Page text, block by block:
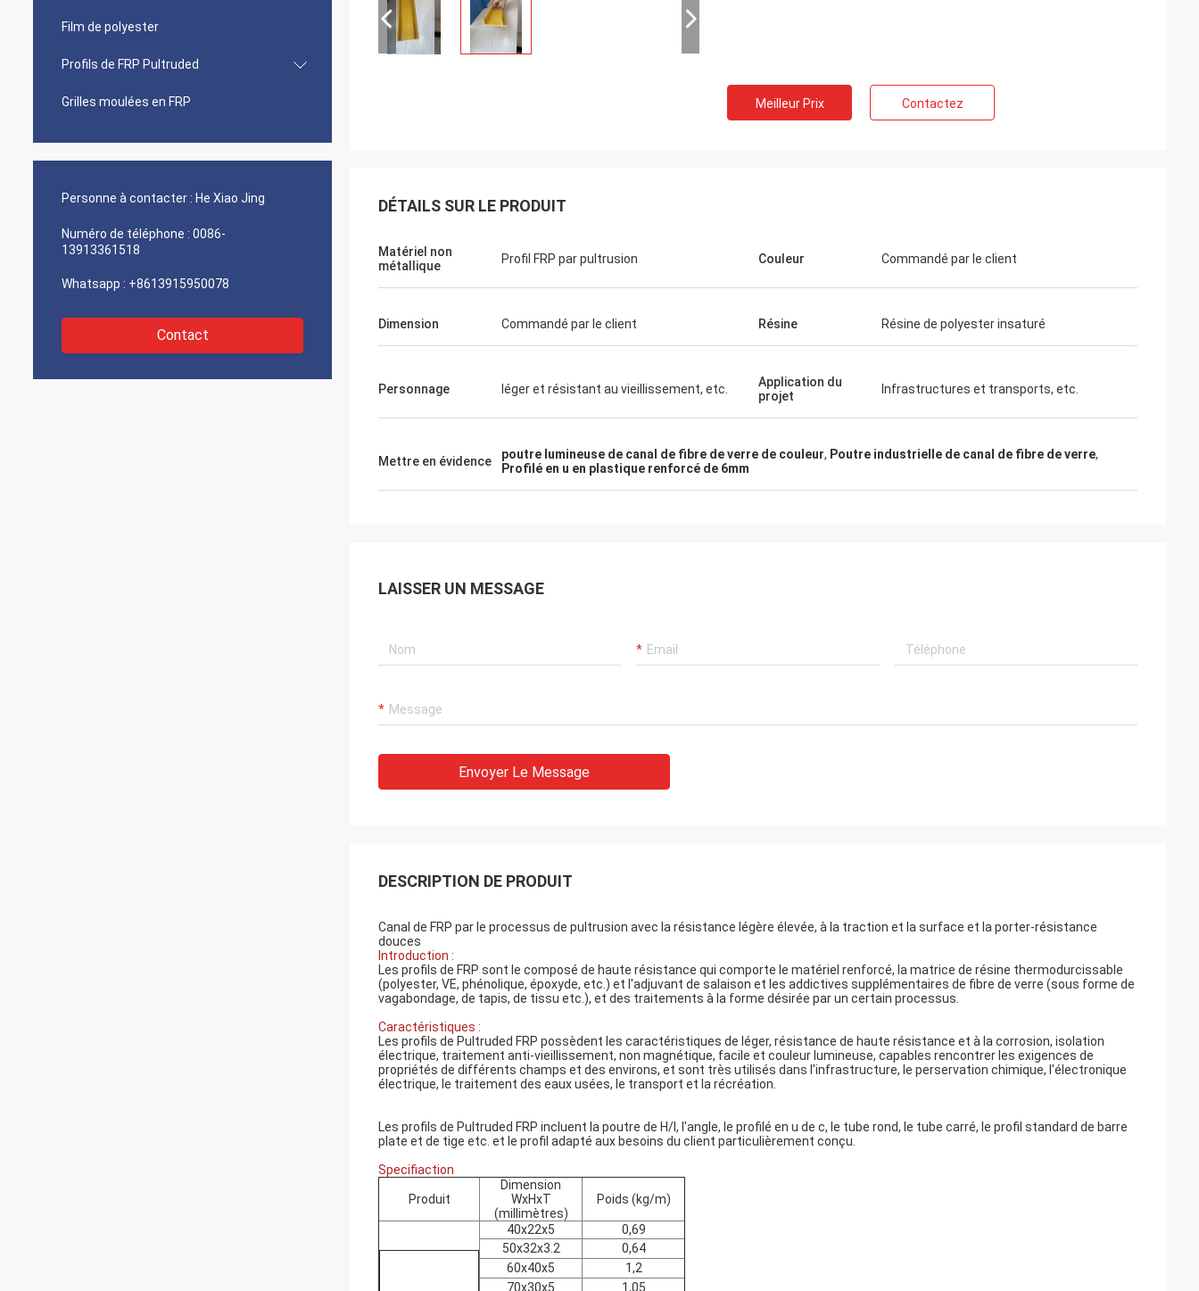
Film de polyester
Profils de FRP Pultruded
Grilles moulées en FRP
Personne à contacter : He Xiao Jing
Numéro de téléphone : 0086-
13913361518
Whatsapp : +8613915950078
Contact
Meilleur Prix Contactez
DÉTAILS SUR LE PRODUIT
Matériel non
métallique
Profil FRP par pultrusion Couleur Commandé par le client
Dimension Commandé par le client Résine Résine de polyester insaturé
Personnage léger et résistant au vieillissement, etc.
Application du
projet
Infrastructures et transports, etc.
Mettre en évidence poutre lumineuse de canal de fibre de verre de couleur, Poutre industrielle de canal de fibre de verre,
Profilé en u en plastique renforcé de 6mm
LAISSER UN MESSAGE
Envoyer Le Message
DESCRIPTION DE PRODUIT
Canal de FRP par le processus de pultrusion avec la résistance légère élevée, à la traction et la surface et la porter-résistance
douces
Introduction :
Les profils de FRP sont le composé de haute résistance qui comporte le matériel renforcé, la matrice de résine thermodurcissable
(polyester, VE, phénolique, époxyde, etc.) et l'adjuvant de salaison et les addictives supplémentaires de fibre de verre (sous forme de
vagabondage, de tapis, de tissu etc.), et des traitements à la forme désirée par un certain processus.
Caractéristiques :
Les profils de Pultruded FRP possèdent les caractéristiques de léger, résistance de haute résistance et à la corrosion, isolation
électrique, traitement anti-vieillissement, non magnétique, facile et couleur lumineuse, capables rencontrer les exigences de
propriétés de différents champs et des environs, et sont très utilisés dans l'infrastructure, le perservation chimique, l'électronique
électrique, le traitement des eaux usées, le transport et la récréation.
Les profils de Pultruded FRP incluent la poutre de H/I, l'angle, le profilé en u de c, le tube rond, le tube carré, le profil standard de barre
plate et de tige etc. et le profil adapté aux besoins du client particulièrement conçu.
Specifiaction
Produit
Dimension
WxHxT
(millimètres)
Poids (kg/m)
40x22x5
0,69
50x32x3.2
0,64
60x40x5
1,2
70x30x5
1,05